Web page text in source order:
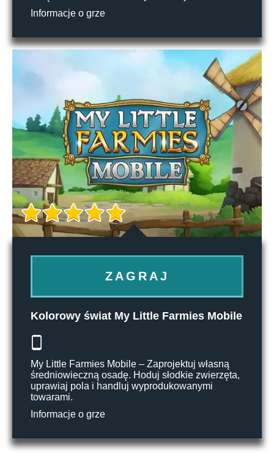
Informacje o grze
ZAGRAJ
Kolorowy świat My Little Farmies Mobile
My Little Farmies Mobile – Zaprojektuj własną
średniowieczną osadę. Hoduj słodkie zwierzęta,
uprawiaj pola i handluj wyprodukowanymi
towarami.
Informacje o grze